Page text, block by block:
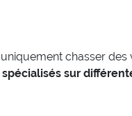
chasser
spécialisés sur